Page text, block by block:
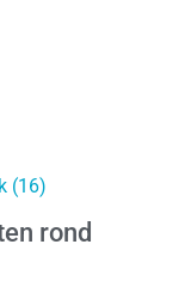
(16)
rond